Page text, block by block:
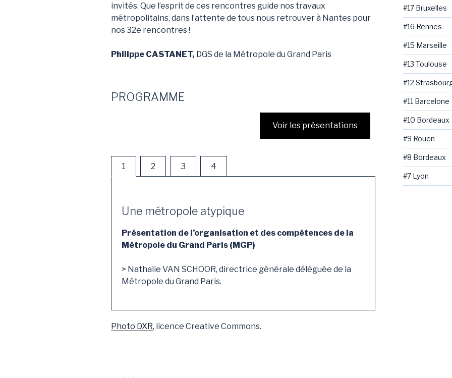
invités. Que l’esprit de ces rencontres guide nos travaux
métropolitains, dans l’attente de tous nous retrouver à Nantes pour
nos 32e rencontres !
Philippe CASTANET, DGS de la Métropole du Grand Paris
PROGRAMME
Voir les présentations
1 2 3 4
Une métropole atypique
Présentation de l’organisation et des compétences de la
Métropole du Grand Paris (MGP)
> Nathalie VAN SCHOOR, directrice générale déléguée de la
Métropole du Grand Paris.
Photo DXR, licence Creative Commons.
#17 Bruxelles
#16 Rennes
#15 Marseille
#13 Toulouse
#12
#11 Barcelone
#10 Bordeaux
#9 Rouen
#8 Bordeaux
#7 Lyon